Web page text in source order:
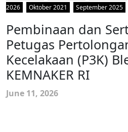
2026
Oktober 2021 September 2025
Pembinaan dan
Petugas
Kecelakaan (P3K)
KEMNAKER RI
June 11, 2026